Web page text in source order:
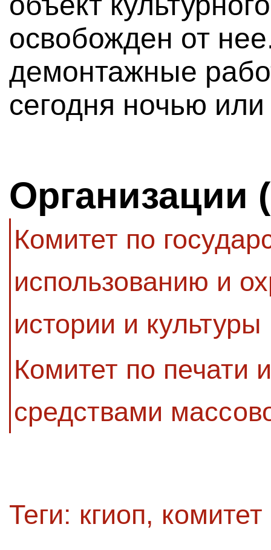
освобожден от
демонтажные
сегодня ночью
Организации
Комитет по
использованию и
истории и культуры
Комитет по печати
средствами
Теги: кгиоп,